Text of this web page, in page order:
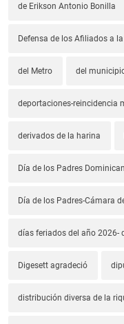
de Erikson Antonio Bonilla
Defensa de los Afiliados a
del Metro del
deportaciones-reincidencia
derivados de la harina
Día de los Padres
Día de los Padres-Cámara
días feriados del año 2026-
Digesett agradeció
distribución diversa de la